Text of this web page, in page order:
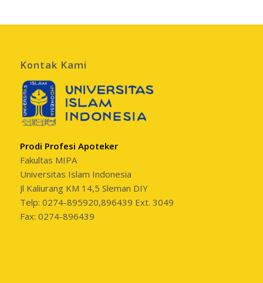
Kontak Kami
Prodi Profesi Apoteker
Fakultas MIPA
Universitas Islam Indonesia
Jl Kaliurang KM 14,5 Sleman DIY
Telp: 0274-895920,896439 Ext. 3049
Fax: 0274-896439